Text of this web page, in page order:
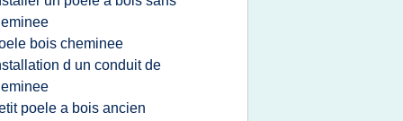
bois cheminee
d un conduit de
poele a bois ancien